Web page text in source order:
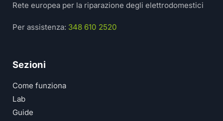
Rete europea per la riparazione degli elettrodomestici
Per assistenza: 348 610 2520
Sezioni
Come funziona
Lab
Guide